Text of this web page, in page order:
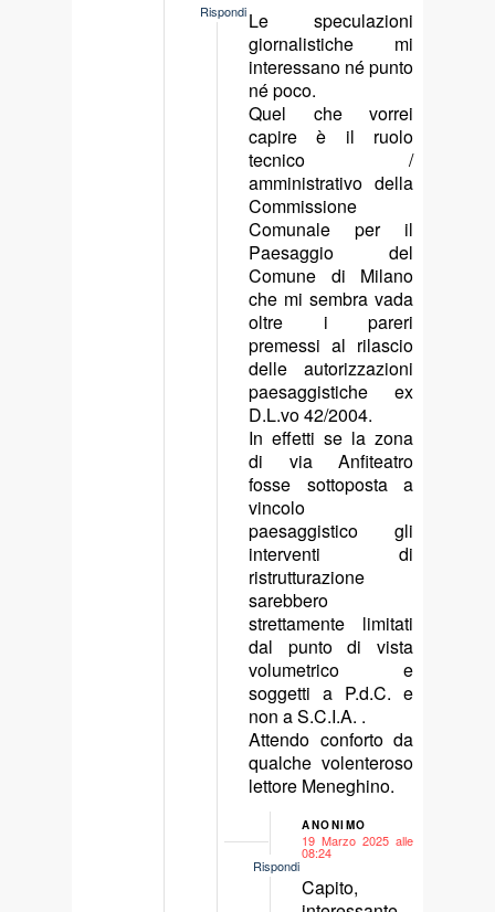
Le speculazioni
giornalistiche mi
interessano né punto
né poco.
Quel che vorrei
capire è il ruolo
tecnico /
amministrativo della
Commissione
Comunale per il
Paesaggio del
Comune di Milano
che mi sembra vada
oltre i pareri
premessi al rilascio
delle autorizzazioni
paesaggistiche ex
D.L.vo 42/2004.
In effetti se la zona
di via Anfiteatro
fosse sottoposta a
vincolo
paesaggistico gli
interventi di
ristrutturazione
sarebbero
strettamente limitati
dal punto di vista
volumetrico e
soggetti a P.d.C. e
non a S.C.I.A. .
Attendo conforto da
qualche volenteroso
lettore Meneghino.
Rispondi
ANONIMO
19 Marzo 2025 alle
08:24
Capito,
Rispondi